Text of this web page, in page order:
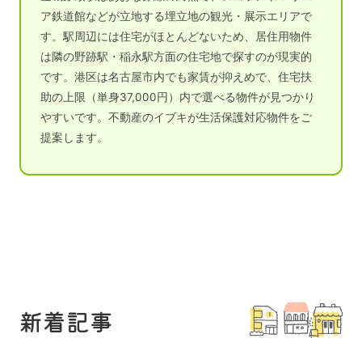
ア鉄道館などが立地する埋立地の観光・展示エリアで
す。駅周辺には住宅がほとんどないため、居住用物件
は隣の野跡駅・稲永駅方面の住宅地で探すのが現実的
です。港区は名古屋市内でも家賃が抑えめで、住宅扶
助の上限（単身37,000円）内で選べる物件が見つかり
やすいです。不動産のイブキが生活保護対応物件をご
提案します。
新着記事